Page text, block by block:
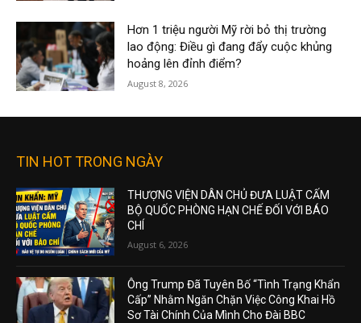
Hơn 1 triệu người Mỹ rời bỏ thị trường
lao động: Điều gì đang đẩy cuộc khủng
hoảng lên đỉnh điểm?
August 8, 2026
TIN HOT TRONG NGÀY
THƯỢNG VIỆN DÂN CHỦ ĐƯA LUẬT CẤM
BỘ QUỐC PHÒNG HẠN CHẾ ĐỐI VỚI BÁO
CHÍ
August 6, 2026
Ông Trump Đã Tuyên Bố “Tình Trạng Khẩn
Cấp” Nhằm Ngăn Chặn Việc Công Khai Hồ
Sơ Tài Chính Của Mình Cho Đài BBC